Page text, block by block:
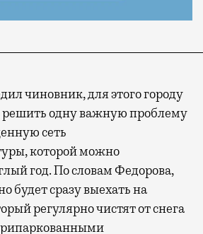
чиновник, для этого городу
решить одну важную проблему
сеть
которой можно
год. По словам Федорова,
будет сразу выехать на
регулярно чистят от снега